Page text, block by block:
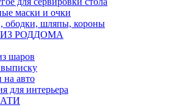
маски и очки
ободки, шляпы, короны
РОДДОМА
шаров
на авто
для интерьера